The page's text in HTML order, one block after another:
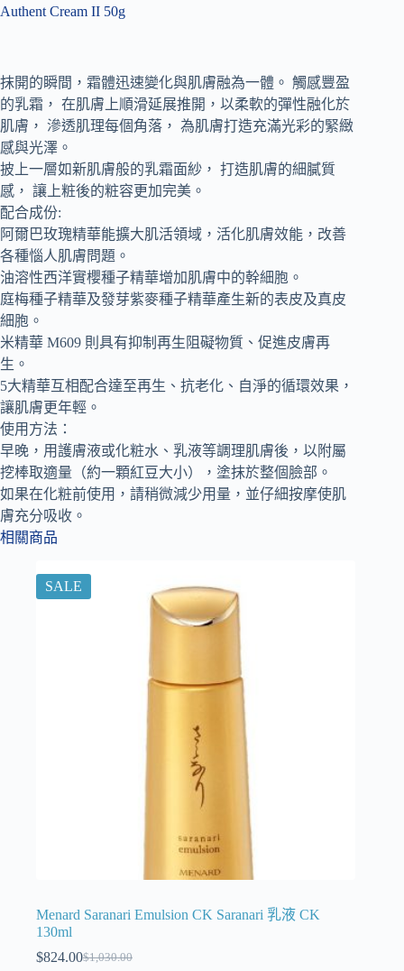
Authent Cream II 50g
抹開的瞬間，霜體迅速變化與肌膚融為一體。 觸感豐盈
的乳霜， 在肌膚上順滑延展推開，以柔軟的彈性融化於
肌膚， 滲透肌理每個角落， 為肌膚打造充滿光彩的緊緻
感與光澤。
披上一層如新肌膚般的乳霜面紗， 打造肌膚的細膩質
感， 讓上粧後的粧容更加完美。
配合成份:
阿爾巴玫瑰精華能擴大肌活領域，活化肌膚效能，改善
各種惱人肌膚問題。
油溶性西洋實櫻種子精華增加肌膚中的幹細胞。
庭梅種子精華及發芽紫麥種子精華產生新的表皮及真皮
細胞。
米精華 M609 則具有抑制再生阻礙物質、促進皮膚再
生。
5大精華互相配合達至再生、抗老化、自淨的循環效果，
讓肌膚更年輕。
使用方法：
早晚，用護膚液或化粧水、乳液等調理肌膚後，以附屬
挖棒取適量（約一顆紅豆大小），塗抹於整個臉部。
如果在化粧前使用，請稍微減少用量，並仔細按摩使肌
膚充分吸收。
相關商品
SALE
Menard Saranari Emulsion CK Saranari 乳液 CK
130ml
$1,030.00
$824.00